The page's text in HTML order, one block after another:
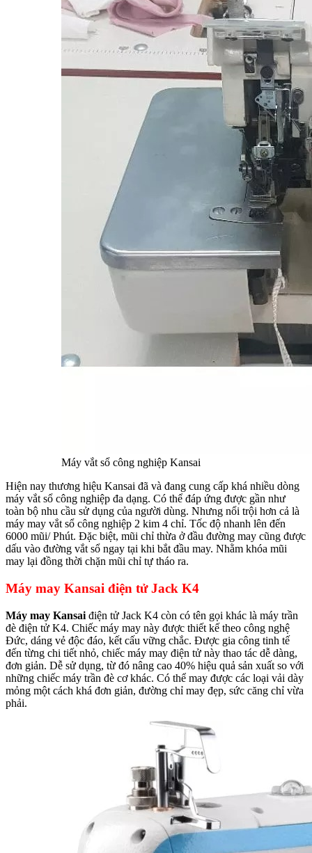
Máy vắt sổ công nghiệp Kansai
Hiện nay thương hiệu Kansai đã và đang cung cấp khá nhiều dòng
máy vắt sổ công nghiệp đa dạng. Có thể đáp ứng được gần như
toàn bộ nhu cầu sử dụng của người dùng. Nhưng nổi trội hơn cả là
máy may vắt sổ công nghiệp 2 kim 4 chỉ. Tốc độ nhanh lên đến
6000 mũi/ Phút. Đặc biệt, mũi chỉ thừa ở đầu đường may cũng được
dấu vào đường vắt sổ ngay tại khi bắt đầu may. Nhằm khóa mũi
may lại đồng thời chặn mũi chỉ tự tháo ra.
Máy may Kansai điện tử Jack K4
Máy may Kansai điện tử Jack K4 còn có tên gọi khác là máy trần
đè điện tử K4. Chiếc máy may này được thiết kế theo công nghệ
Đức, dáng vẻ độc đáo, kết cấu vững chắc. Được gia công tinh tế
đến từng chi tiết nhỏ, chiếc máy may điện tử này thao tác dễ dàng,
đơn giản. Dễ sử dụng, từ đó nâng cao 40% hiệu quả sản xuất so với
những chiếc máy trần đè cơ khác. Có thể may được các loại vải dày
mỏng một cách khá đơn giản, đường chỉ may đẹp, sức căng chỉ vừa
phải.